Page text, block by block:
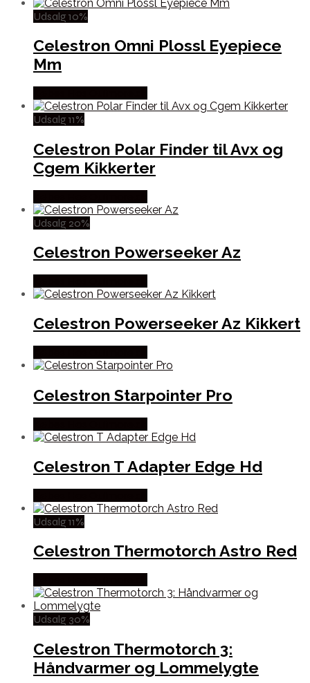
Udsalg 10%
Celestron Omni Plossl Eyepiece
Mm
Udsalg 11%
Celestron Polar Finder til Avx og
Cgem Kikkerter
Udsalg 20%
Celestron Powerseeker Az
Celestron Powerseeker Az Kikkert
Celestron Starpointer Pro
Celestron T Adapter Edge Hd
Udsalg 11%
Celestron Thermotorch Astro Red
Udsalg 30%
Celestron Thermotorch 3:
Håndvarmer og Lommelygte